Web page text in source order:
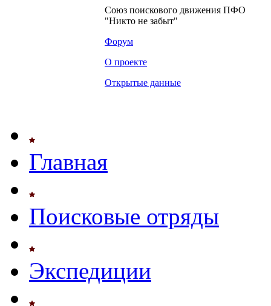
Союз поискового движения ПФО
"Никто не забыт"
Форум
О проекте
Открытые данные
Главная
Поисковые отряды
Экспедиции